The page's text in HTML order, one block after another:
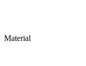
Material